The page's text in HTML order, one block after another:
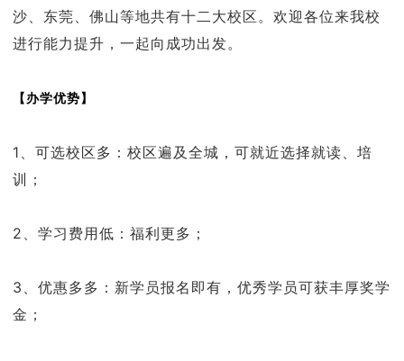
沙、东莞、佛山等地共有十二大校区。欢迎各位来我校
进行能力提升，一起向成功出发。
【办学优势】
1、可选校区多：校区遍及全城，可就近选择就读、培
训；
2、学习费用低：福利更多；
3、优惠多多：新学员报名即有，优秀学员可获丰厚奖学
金；